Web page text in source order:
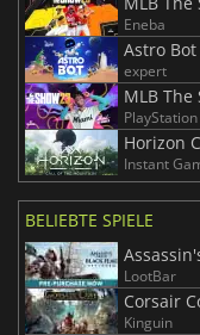
Eneba
Astro Bot
expert
MLB The
Horizon
Instant
BELIEBTE SPIELE
LootBar
Corsair
Kinguin